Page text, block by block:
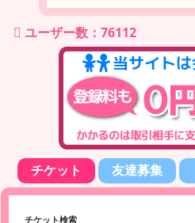
ユーザー数：76112
チケット 友達募集
チケット検索